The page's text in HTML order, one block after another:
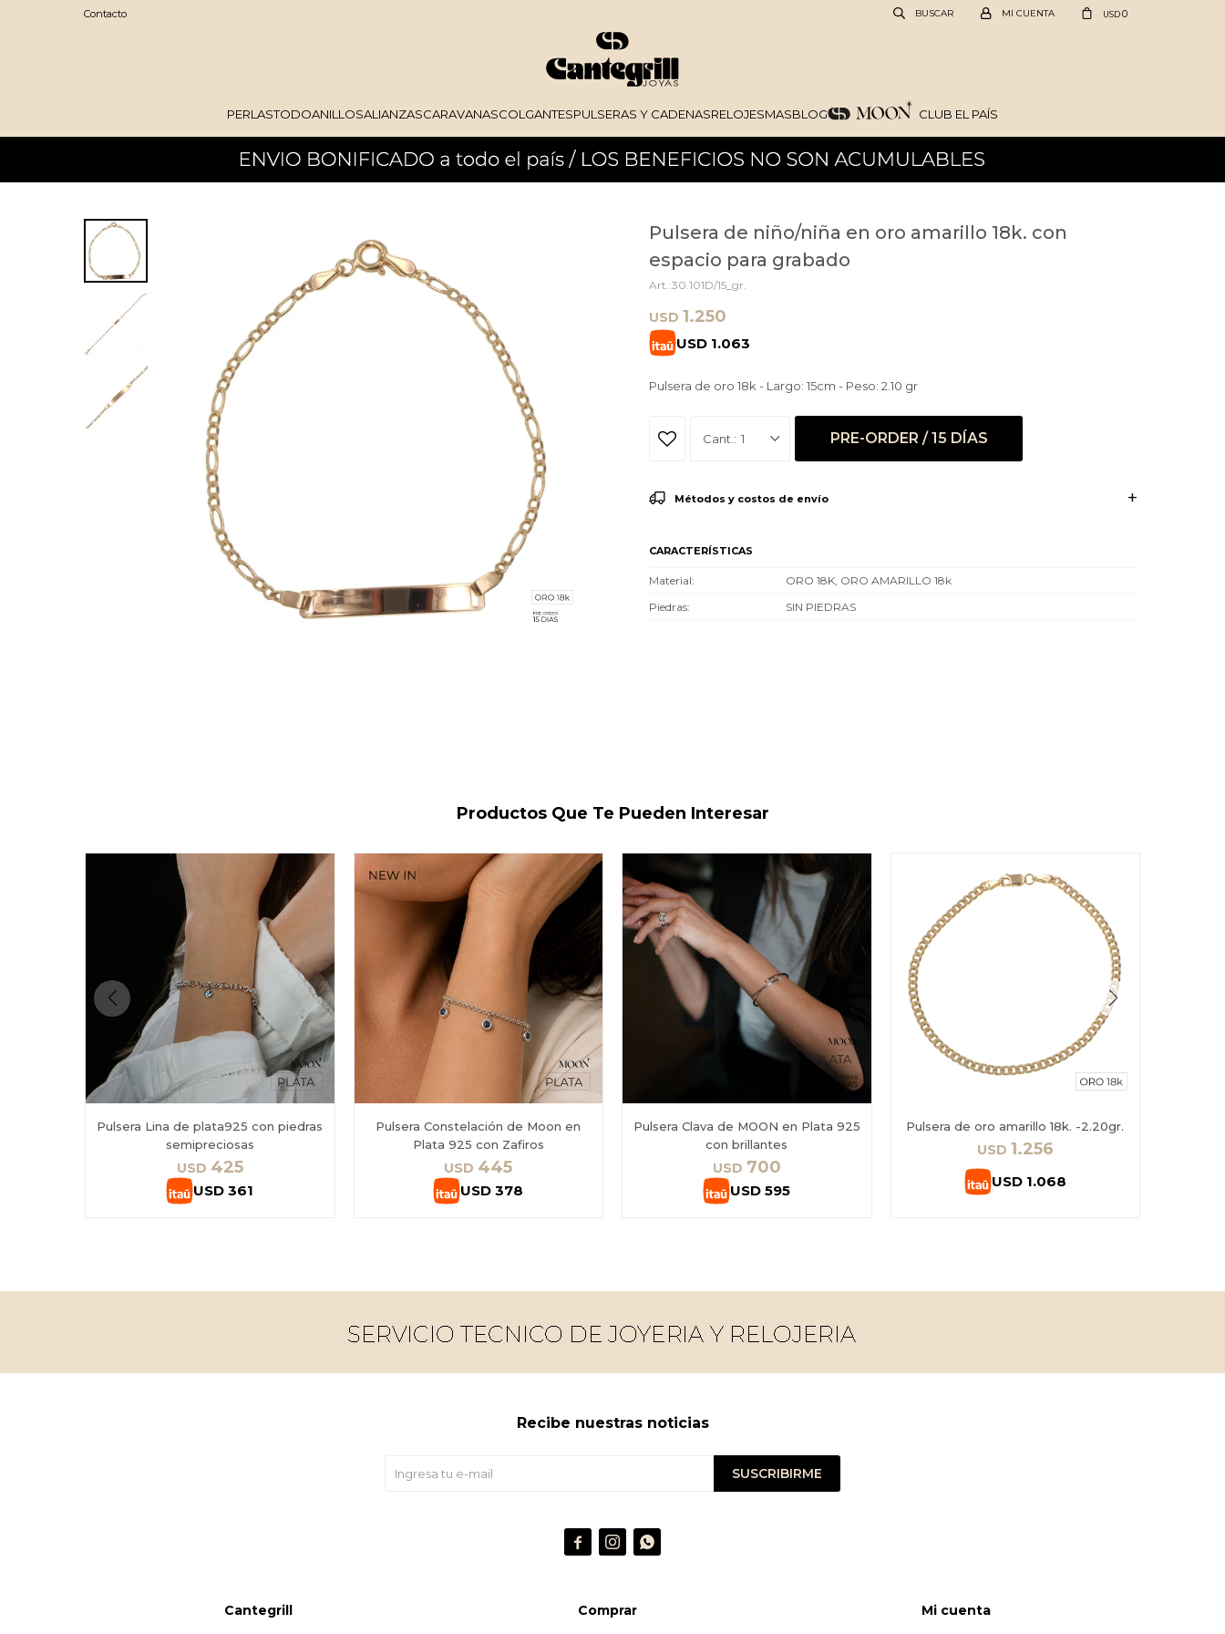
PERLASTODOANILLOSALIANZASCARAVANASCOLGANTESPULSERAS Y CADENASRELOJESMASBLOG CLUB EL PAÍS
USD0
Contacto
Pulsera de niño/niña en oro amarillo 18k. con
espacio para grabado
30.101D/15_gr.
USD 1.250
USD 1.063
Pulsera de oro 18k - Largo: 15cm - Peso: 2.10 gr
1 PRE-ORDER / 15 DÍAS
Métodos y costos de envío
CARACTERÍSTICAS
Material
ORO 18K, ORO AMARILLO 18k
Piedras
SIN PIEDRAS
Productos Que Te Pueden Interesar
Pulsera Lina de plata925 con piedras
semipreciosas
USD 425
USD 361
Pulsera Constelación de Moon en
Plata 925 con Zafiros
USD 445
USD 378
Pulsera Clava de MOON en Plata 925
con brillantes
USD 700
USD 595
Pulsera de oro amarillo 18k. -2.20gr.
USD 1.256
USD 1.068
Cantegrill Comprar Mi cuenta
Recibe nuestras noticias
SUSCRIBIRME
  